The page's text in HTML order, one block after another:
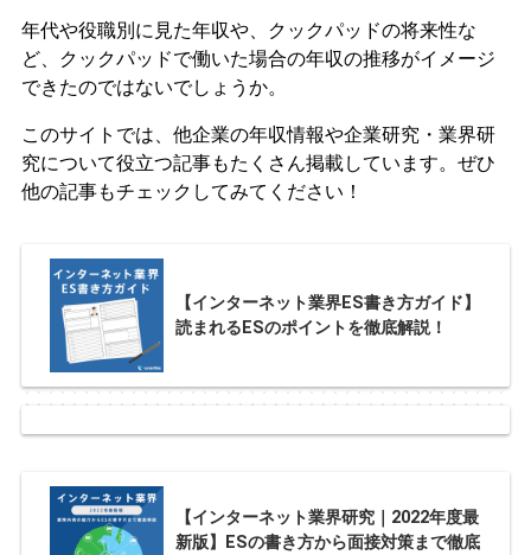
年代や役職別に見た年収や、クックパッドの将来性な
ど、クックパッドで働いた場合の年収の推移がイメージ
できたのではないでしょうか。
このサイトでは、他企業の年収情報や企業研究・業界研
究について役立つ記事もたくさん掲載しています。ぜひ
他の記事もチェックしてみてください！
【インターネット業界ES書き方ガイド】
読まれるESのポイントを徹底解説！
【インターネット業界研究｜2022年度最
新版】ESの書き方から面接対策まで徹底